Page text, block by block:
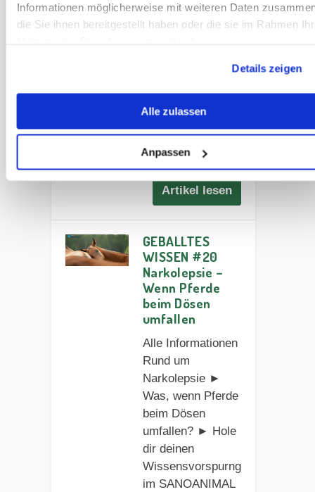
Informationen möglicherweise mit weiteren Daten
die Sie ihnen bereitgestellt haben oder die sie im Rahmen
Details zeigen
Alle zulassen
Anpassen
Ausreichend
Schlaf ist für die
eigentlich mit dem
Schlaf unserer
Pferde aus?
Artikel lesen
GEBALLTES
WISSEN #20
Narkolepsie –
Wenn Pferde
beim Dösen
umfallen
Alle Informationen
Rund um
Narkolepsie ►
Was, wenn Pferde
beim Dösen
umfallen? ► Hole
dir deinen
Wissensvorspurng
im SANOANIMAL